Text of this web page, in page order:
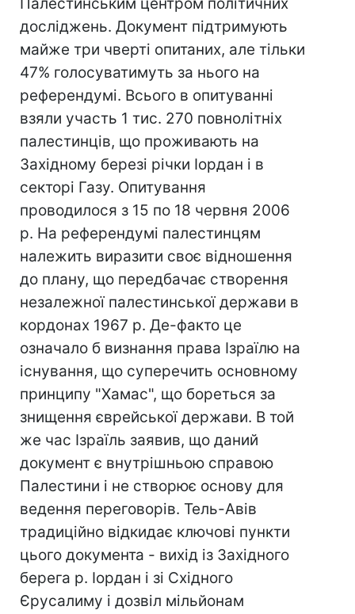
досліджень. Документ підтримують
майже три чверті опитаних, але тільки
47% голосуватимуть за нього на
референдумі. Всього в опитуванні
взяли участь 1 тис. 270 повнолітніх
палестинців, що проживають на
Західному березі річки Іордан і в
секторі Газу. Опитування
проводилося з 15 по 18 червня 2006
р. На референдумі палестинцям
належить виразити своє відношення
до плану, що передбачає створення
незалежної палестинської держави в
кордонах 1967 р. Де-факто це
означало б визнання права Ізраїлю на
існування, що суперечить основному
принципу "Хамас", що бореться за
знищення єврейської держави. В той
же час Ізраїль заявив, що даний
документ є внутрішньою справою
Палестини і не створює основу для
ведення переговорів. Тель-Авів
традиційно відкидає ключові пункти
цього документа - вихід із Західного
берега р. Іордан і зі Східного
Єрусалиму і дозвіл мільйонам